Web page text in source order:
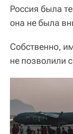
Россия была
она не была
Собственно,
не позволили